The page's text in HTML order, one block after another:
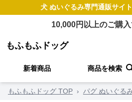
犬 ぬいぐるみ専門通販サイト
10,000円以上のご購
もふもふドッグ
新着商品 商品を検索
もふもふドッグ TOP › パグ ぬいぐる